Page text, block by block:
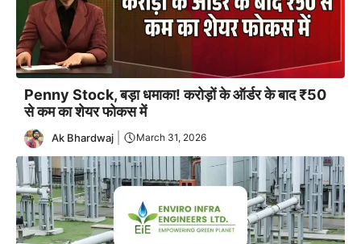
Penny Stock, बड़ा धमाका! करोड़ों के ऑर्डर के बाद ₹50
से कम का शेयर फोकस में
Ak Bhardwaj March 31, 2026